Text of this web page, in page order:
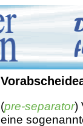
(pre-separator)
eine